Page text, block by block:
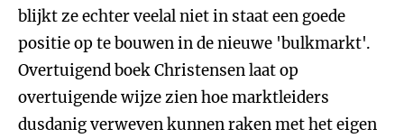
blijkt ze echter veelal niet in staat een goede
positie op te bouwen in de nieuwe 'bulkmarkt'.
Overtuigend boek Christensen laat op
overtuigende wijze zien hoe marktleiders
dusdanig verweven kunnen raken met het eigen